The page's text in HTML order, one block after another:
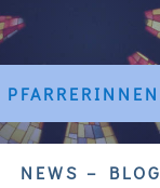
PFARRERINNEN
NEWS – BLOG